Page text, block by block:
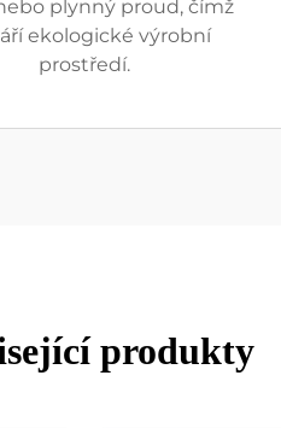
plynný proud, čímž
ekologické výrobní
prostředí.
produkty